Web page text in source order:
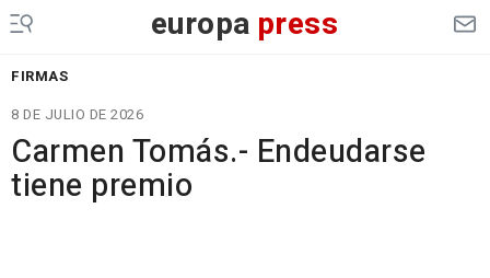
europa press
FIRMAS
8 DE JULIO DE 2026
Carmen Tomás.- Endeudarse
tiene premio